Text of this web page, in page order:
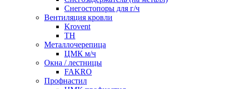
Снегостопоры для г/ч
Вентиляция кровли
Krovent
ТН
Металлочерепица
ЦМК м/ч
Окна / лестницы
FAKRO
Профнастил